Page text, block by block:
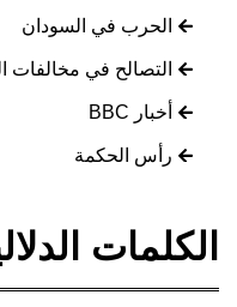
الحرب في السودان
التصالح في مخالفات
أخبار BBC
رأس الحكمة
الكلمات